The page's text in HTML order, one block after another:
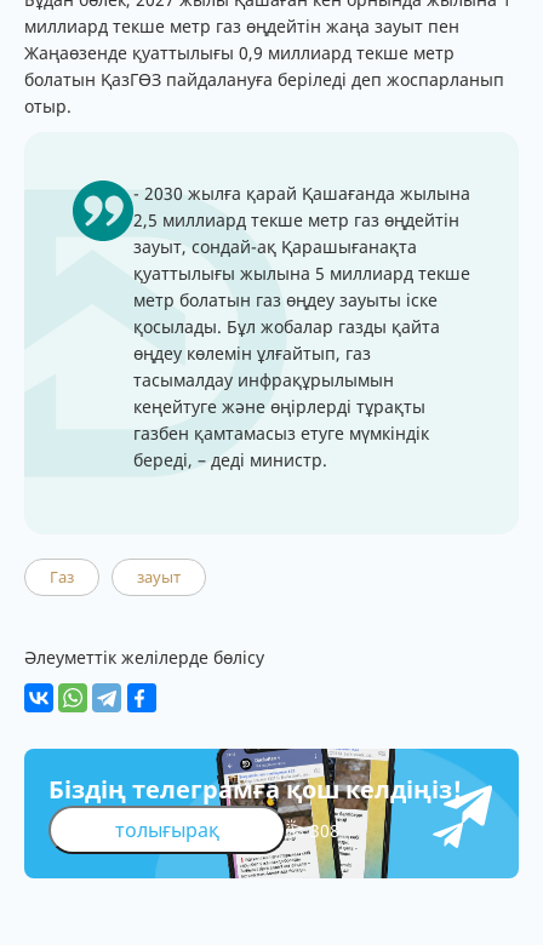
миллиард текше метр газ өңдейтін жаңа зауыт пен
Жаңаөзенде қуаттылығы 0,9 миллиард текше метр
болатын ҚазГӨЗ пайдалануға беріледі деп жоспарланып
отыр.
- 2030 жылға қарай Қашағанда жылына
2,5 миллиард текше метр газ өңдейтін
зауыт, сондай-ақ Қарашығанақта
қуаттылығы жылына 5 миллиард текше
метр болатын газ өңдеу зауыты іске
қосылады. Бұл жобалар газды қайта
өңдеу көлемін ұлғайтып, газ
тасымалдау инфрақұрылымын
кеңейтуге және өңірлерді тұрақты
газбен қамтамасыз етуге мүмкіндік
береді, – деді министр.
Газ зауыт
Әлеуметтік желілерде бөлісу
Біздің телеграмға қош келдіңіз!
толығырақ 308